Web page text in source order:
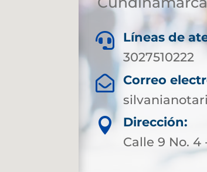

Líneas de
3027510222

Correo

Dirección:
Calle 9 No.